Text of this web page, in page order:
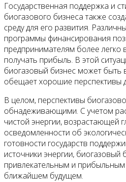
Государственная поддержка и
биогазового бизнеса также
среду для его развития.
программы финансирования
предпринимателям более легко
получать прибыль. В этой
биогазовый бизнес может
обещает хорошие перспективы
В целом, перспективы
обнадеживающими. С учетом
чистой энергии, возрастающей
осведомленности об
готовности государств
источники энергии, биогазовый
привлекательным и
ближайшем будущем.